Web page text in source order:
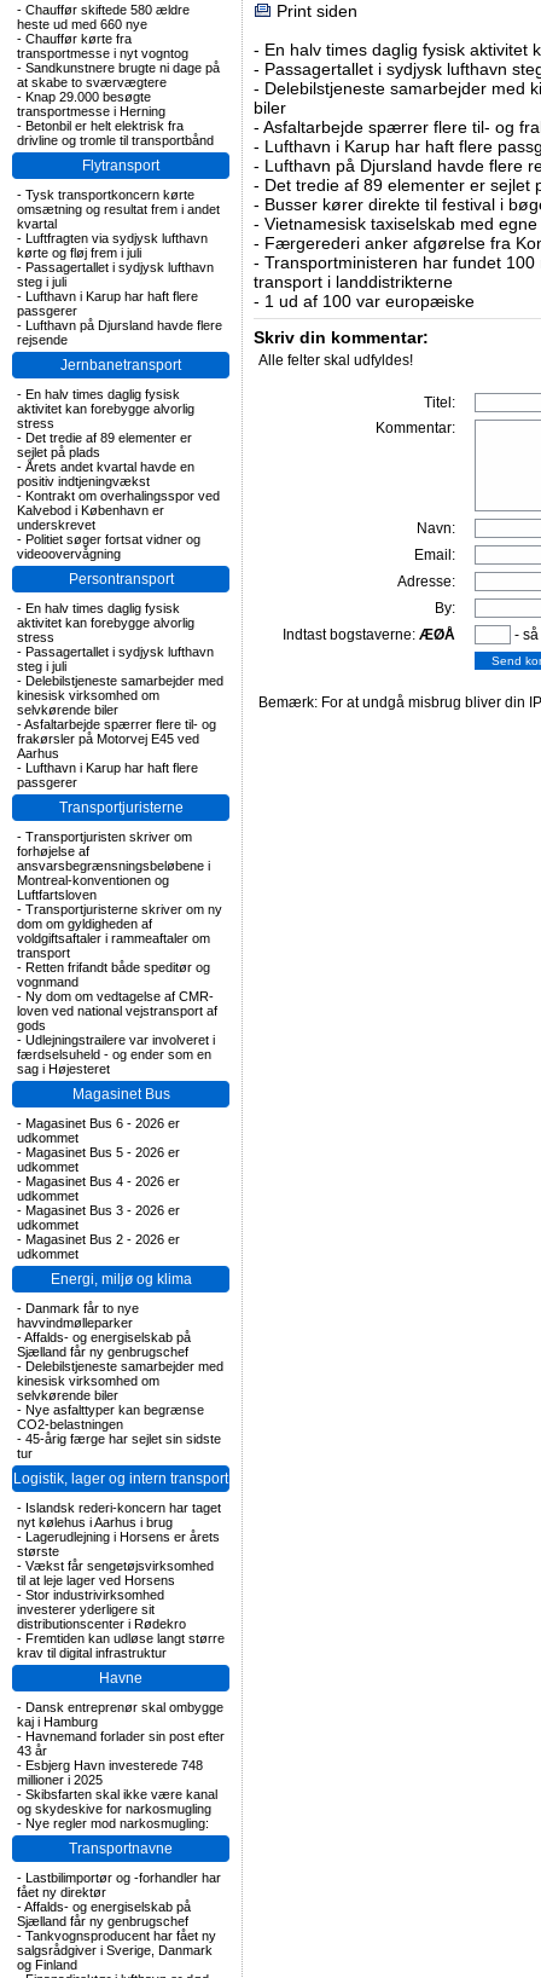
- Chauffør skiftede 580 ældre
heste ud med 660 nye
- Chauffør kørte fra
transportmesse i nyt vogntog
- Sandkunstnere brugte ni dage på
at skabe to sværvægtere
- Knap 29.000 besøgte
transportmesse i Herning
- Betonbil er helt elektrisk fra
drivline og tromle til transportbånd
Flytransport
- Tysk transportkoncern kørte
omsætning og resultat frem i andet
kvartal
- Luftfragten via sydjysk lufthavn
kørte og fløj frem i juli
- Passagertallet i sydjysk lufthavn
steg i juli
- Lufthavn i Karup har haft flere
passgerer
- Lufthavn på Djursland havde flere
rejsende
Jernbanetransport
- En halv times daglig fysisk
aktivitet kan forebygge alvorlig
stress
- Det tredie af 89 elementer er
sejlet på plads
- Årets andet kvartal havde en
positiv indtjeningvækst
- Kontrakt om overhalingsspor ved
Kalvebod i København er
underskrevet
- Politiet søger fortsat vidner og
videoovervågning
Persontransport
- En halv times daglig fysisk
aktivitet kan forebygge alvorlig
stress
- Passagertallet i sydjysk lufthavn
steg i juli
- Delebilstjeneste samarbejder med
kinesisk virksomhed om
selvkørende biler
-Asfaltarbejde spærrer flere til- og
frakørsler på Motorvej E45 ved
Aarhus
- Lufthavn i Karup har haft flere
passgerer
Transportjuristerne
- Transportjuristen skriver om
forhøjelse af
ansvarsbegrænsningsbeløbene i
Montreal-konventionen og
Luftfartsloven
- Transportjuristerne skriver om ny
dom om gyldigheden af
voldgiftsaftaler i rammeaftaler om
transport
- Retten frifandt både speditør og
vognmand
- Ny dom om vedtagelse af CMR-
loven ved national vejstransport af
gods
- Udlejningstrailere var involveret i
færdselsuheld - og ender som en
sag i Højesteret
Magasinet Bus
- Magasinet Bus 6 - 2026 er
udkommet
- Magasinet Bus 5 - 2026 er
udkommet
- Magasinet Bus 4 - 2026 er
udkommet
- Magasinet Bus 3 - 2026 er
udkommet
- Magasinet Bus 2 - 2026 er
udkommet
Energi, miljø og klima
- Danmark får to nye
havvindmølleparker
-Affalds- og energiselskab på
Sjælland får ny genbrugschef
- Delebilstjeneste samarbejder med
kinesisk virksomhed om
selvkørende biler
- Nye asfalttyper kan begrænse
CO2-belastningen
- 45-årig færge har sejlet sin sidste
tur
Logistik, lager og intern transport
- Islandsk rederi-koncern har taget
nyt kølehus i Aarhus i brug
- Lagerudlejning i Horsens er årets
største
- Vækst får sengetøjsvirksomhed
til at leje lager ved Horsens
- Stor industrivirksomhed
investerer yderligere sit
distributionscenter i Rødekro
- Fremtiden kan udløse langt større
krav til digital infrastruktur
Havne
- Dansk entreprenør skal ombygge
kaj i Hamburg
- Havnemand forlader sin post efter
43 år
- Esbjerg Havn investerede 748
millioner i 2025
- Skibsfarten skal ikke være kanal
og skydeskive for narkosmugling
- Nye regler mod narkosmugling:
Transportnavne
- Lastbilimportør og -forhandler har
fået ny direktør
-Affalds- og energiselskab på
Sjælland får ny genbrugschef
- Tankvognsproducent har fået ny
salgsrådgiver i Sverige, Danmark
og Finland
Print siden
- En halv times daglig fysisk aktivitet
- Passagertallet i sydjysk lufthavn
- Delebilstjeneste samarbejder med
biler
- Asfaltarbejde spærrer flere til- og
- Lufthavn i Karup har haft flere
- Lufthavn på Djursland havde flere
- Det tredie af 89 elementer er sejlet
- Busser kører direkte til festival i
- Vietnamesisk taxiselskab med
- Færgerederi anker afgørelse fra
- Transportministeren har fundet
transport i landdistrikterne
- 1 ud af 100 var europæiske
Skriv din kommentar:
Alle felter skal udfyldes!
Titel:
Kommentar:
Navn:
Email:
Adresse:
By:
Indtast bogstaverne: ÆØÅ -
Bemærk: For at undgå misbrug bliver din